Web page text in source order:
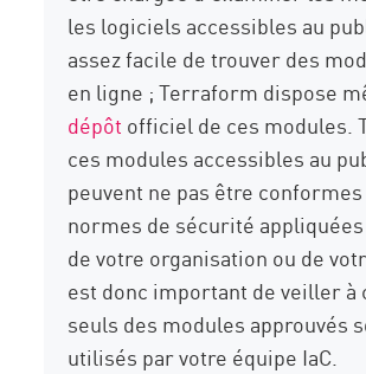
les logiciels accessibles au
assez facile de trouver des
en ligne ; Terraform dispose
dépôt officiel de ces modules.
ces modules accessibles au
peuvent ne pas être conformes
normes de sécurité
de votre organisation ou de
est donc important de veiller à
seuls des modules approuvés
utilisés par votre équipe IaC.